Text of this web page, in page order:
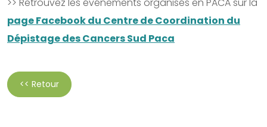
page Facebook du Centre de Coordination du
Dépistage des Cancers Sud Paca
<< Retour